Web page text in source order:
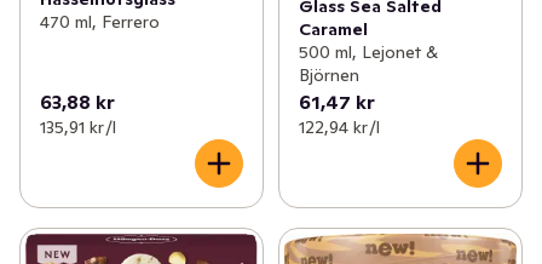
470 ml, Ferrero
63,88 kr
135,91 kr /l
Glass Sea Salted
Caramel
500 ml, Lejonet &
Björnen
61,47 kr
122,94 kr /l